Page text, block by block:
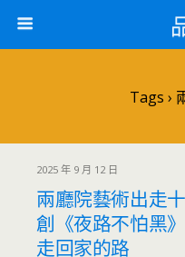
Tags ›
2025 年 9 月 12 日
兩廳院藝術出走
創《夜路不怕黑
走回家的路